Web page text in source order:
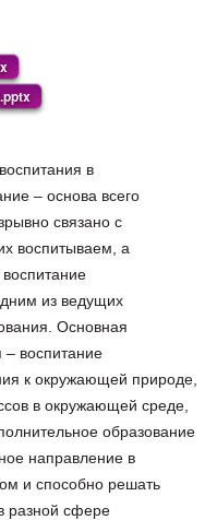
в
– основа всего
связано с
воспитываем, а
из ведущих
Основная
– воспитание
к окружающей природе,
в окружающей среде,
образование
направление в
и способно решать
разной сфере